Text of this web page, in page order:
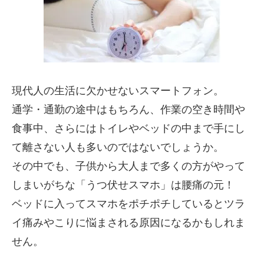
現代人の生活に欠かせないスマートフォン。
通学・通勤の途中はもちろん、作業の空き時間や
食事中、さらにはトイレやベッドの中まで手にし
て離さない人も多いのではないでしょうか。
その中でも、子供から大人まで多くの方がやって
しまいがちな「うつ伏せスマホ」は腰痛の元！
ベッドに入ってスマホをポチポチしているとツラ
イ痛みやこりに悩まされる原因になるかもしれま
せん。